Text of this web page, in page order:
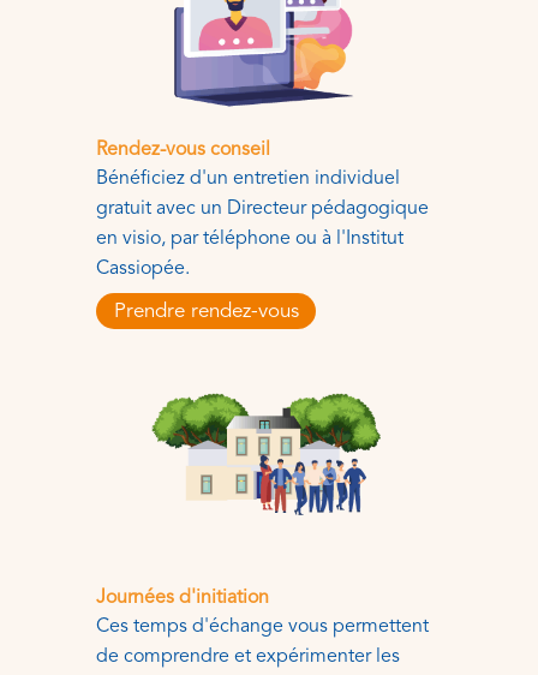
Rendez-vous conseil
Bénéficiez d'un entretien individuel
gratuit avec un Directeur pédagogique
en visio, par téléphone ou à l'Institut
Cassiopée.
Prendre rendez-vous
Journées d'initiation
Ces temps d'échange vous permettent
de comprendre et expérimenter les